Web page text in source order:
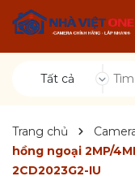
Tất cả
Trang chủ
hồng ngoại 2MP/
2CD2023G2-IU